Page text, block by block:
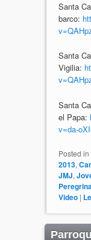
Santa
barco:
Santa
Vigilia:
Santa
el Papa:
v=da-
Posted in
2013,
JMJ,
Video |